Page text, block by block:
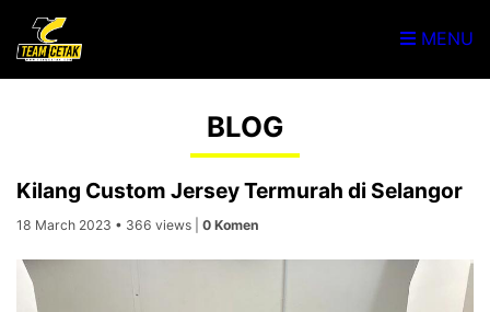
MENU
BLOG
Kilang Custom Jersey Termurah di Selangor
18 March 2023 • 366 views | 0 Komen